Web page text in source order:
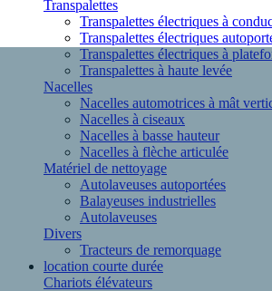
Transpalettes
Transpalettes électriques à
Transpalettes électriques
Transpalettes électriques à
Transpalettes à haute levée
Nacelles
Nacelles automotrices à mât
Nacelles à ciseaux
Nacelles à basse hauteur
Nacelles à flèche articulée
Matériel de nettoyage
Autolaveuses autoportées
Balayeuses industrielles
Autolaveuses
Divers
Tracteurs de remorquage
location courte durée
Chariots élévateurs